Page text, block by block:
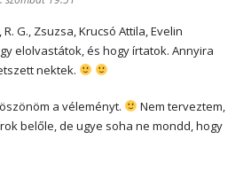
G., Zsuzsa, Krucsó Attila, Evelin
elolvastátok, és hogy írtatok. Annyira
nektek.
a véleményt.
Nem terveztem,
belőle, de ugye soha ne mondd, hogy